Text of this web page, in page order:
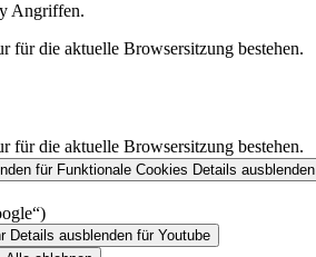
Angriffen.
für die aktuelle Browsersitzung bestehen.
für die aktuelle Browsersitzung bestehen.
für Funktionale Cookies Details ausblenden
Details ausblenden für Youtube